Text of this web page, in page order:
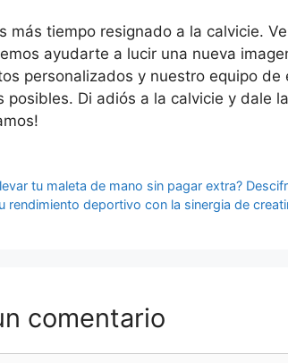
más tiempo resignado a la calvicie.
ayudarte a lucir una nueva
personalizados y nuestro equipo
posibles. Di adiós a la calvicie y dale
tu maleta de mano sin pagar extra?
rendimiento deportivo con la sinergia de
comentario